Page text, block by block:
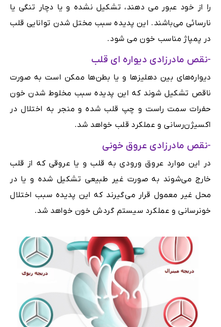
را از خود عبور می دهند، تشکیل نشده و یا دچار تنگی یا
نارسائی می‌باشند. این پدیده سبب مختل شدن توانایی قلب
در پمپاژ مناسب خون می شود.
-نقص مادرزادی دیواره ای قلب
دیواره‌های بین دهلیز‌ها و یا بطن‌ها ممکن است به صورت
ناقص تشکیل شوند که این پدیده سبب مخلوط شدن خون
حفرات سمت راست و چپ قلب شده و منجر به اختلال در
اکسیژن‌رسانی و عملکرد قلب خواهد شد.
-نقص مادرزادی عروق خونی
در این موارد عروق ورودی به قلب و یا عروقی که از قلب
خارج می‌شوند به صورت غیر طبیعی تشکیل شده و یا در
محل غیر معمول قرار می‌گیرند که این پدیده سبب اختلال
خونرسانی و عملکرد سیستم گردش خون خواهد شد.